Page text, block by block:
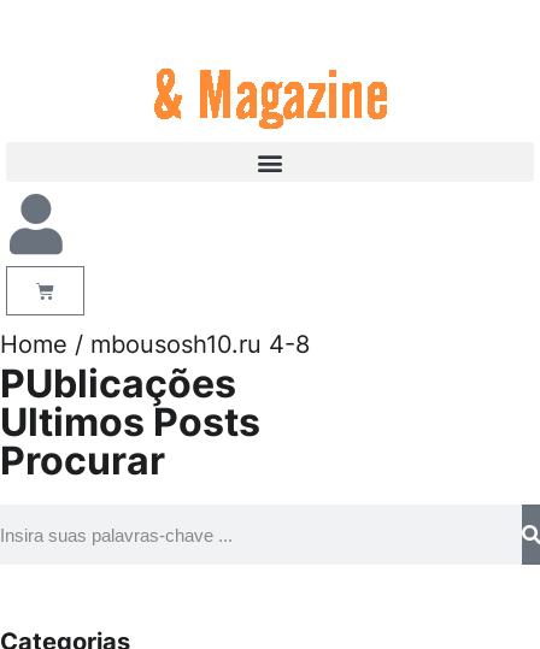
Home / mbousosh10.ru 4-8
PUblicações
Ultimos Posts
Procurar
Categorias